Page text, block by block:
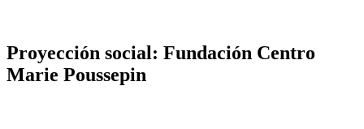
Proyección social: Fundación Centro
Marie Poussepin